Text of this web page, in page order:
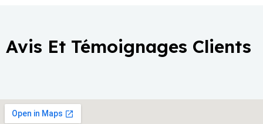
Avis Et Témoignages Clients